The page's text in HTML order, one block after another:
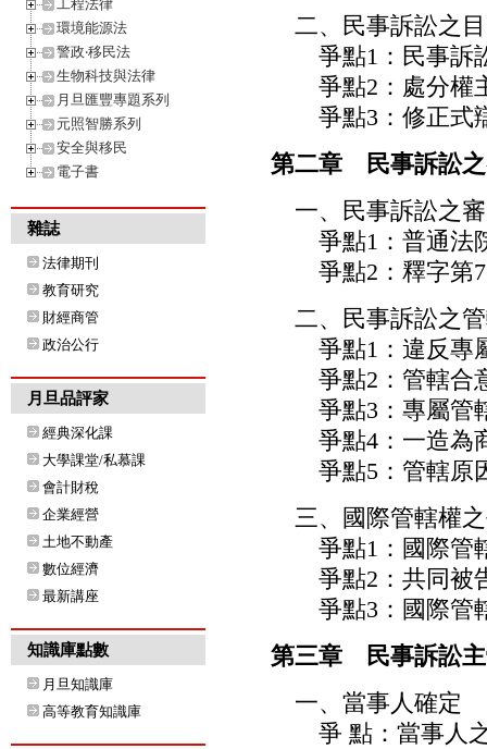
工程法律
環境能源法
警政‧移民法
生物科技與法律
月旦匯豐專題系列
元照智勝系列
安全與移民
電子書
雜誌
法律期刊
教育研究
財經商管
政治公行
月旦品評家
經典深化課
大學課堂/私慕課
會計財稅
企業經營
土地不動產
數位經濟
最新講座
知識庫點數
月旦知識庫
高等教育知識庫
二、民事訴訟之
爭點1：民事訴
爭點2：處分權
爭點3：修正式辯
第二章 民事訴訟之
一、民事訴訟之
爭點1：普通法院
爭點2：釋字第
二、民事訴訟之
爭點1：違反專
爭點2：管轄合
爭點3：專屬管轄
爭點4：一造為
爭點5：管轄原
三、國際管轄權
爭點1：國際管
爭點2：共同被告
爭點3：國際管
第三章 民事訴訟
一、當事人確定
爭 點：當事人之